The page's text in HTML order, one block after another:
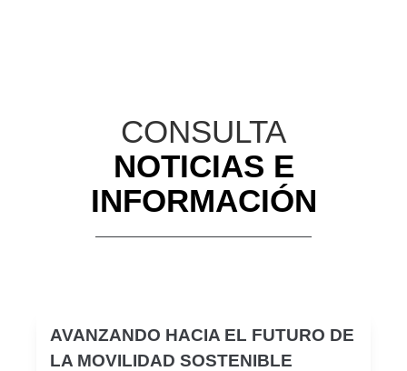
CONSULTA
NOTICIAS E
INFORMACIÓN
AVANZANDO HACIA EL FUTURO DE
LA MOVILIDAD SOSTENIBLE